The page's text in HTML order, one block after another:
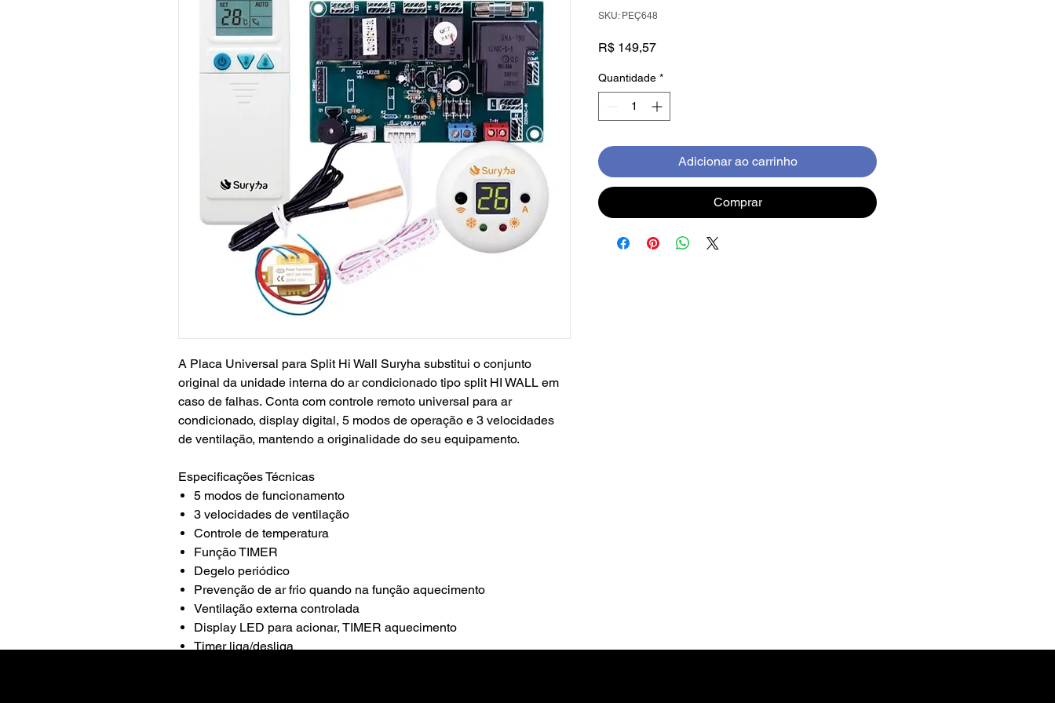
A Placa Universal para Split Hi Wall Suryha substitui o conjunto
original da unidade interna do ar condicionado tipo split HI WALL em
caso de falhas. Conta com controle remoto universal para ar
condicionado, display digital, 5 modos de operação e 3 velocidades
de ventilação, mantendo a originalidade do seu equipamento.
Especificações Técnicas
5 modos de funcionamento
3 velocidades de ventilação
Controle de temperatura
Função TIMER
Degelo periódico
Prevenção de ar frio quando na função aquecimento
Ventilação externa controlada
Display LED para acionar, TIMER aquecimento
Timer liga/desliga
SKU: PEÇ648
R$ 149,57Preço
Quantidade *
Adicionar ao carrinho
Comprar